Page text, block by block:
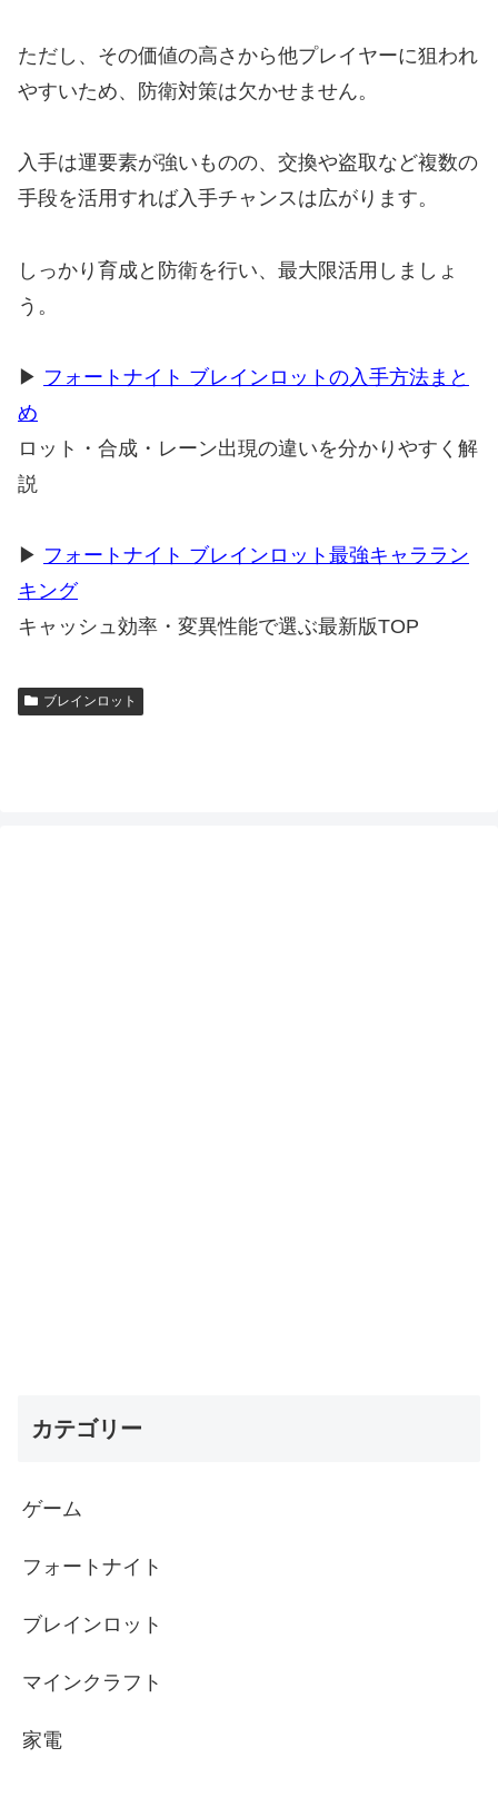
ただし、その価値の高さから他プレイヤーに狙われ
やすいため、防衛対策は欠かせません。
入手は運要素が強いものの、交換や盗取など複数の
手段を活用すれば入手チャンスは広がります。
しっかり育成と防衛を行い、最大限活用しましょ
う。
▶ フォートナイト ブレインロットの入手方法まと
め
ロット・合成・レーン出現の違いを分かりやすく解
説
▶ フォートナイト ブレインロット最強キャララン
キング
キャッシュ効率・変異性能で選ぶ最新版TOP
ブレインロット
カテゴリー
ゲーム
フォートナイト
ブレインロット
マインクラフト
家電